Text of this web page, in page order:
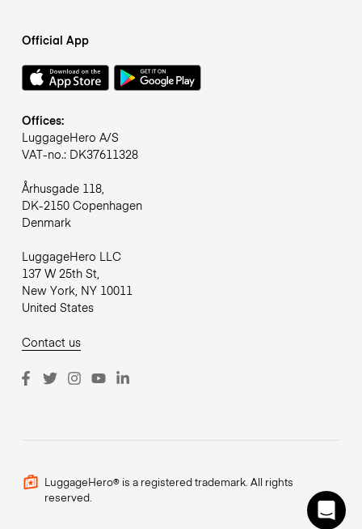
Official App
Offices:
LuggageHero A/S
VAT-no.: DK37611328
Århusgade 118,
DK-2150 Copenhagen
Denmark
LuggageHero LLC
137 W 25th St,
New York, NY 10011
United States
Contact us
LuggageHero® is a registered trademark. All rights
reserved.